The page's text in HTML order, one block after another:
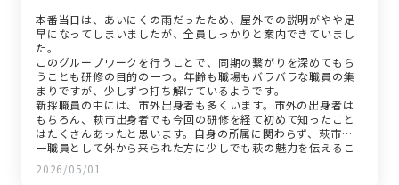
本番当日は、あいにくの雨だったため、屋外での説明がやや足
早になってしまいましたが、全員しっかりと案内できていまし
た。
このグループワークを行うことで、同期の繋がりを深めてもら
うことも研修の目的の一つ。年齢も職場もバラバラな職員の集
まりですが、少しずつ打ち解けているようです。
新採職員の中には、市外出身者も多くいます。市外の出身者は
もちろん、萩市出身者でも今回の研修を経て初めて知ったこと
はたくさんあったと思います。自身の所属に関わらず、萩市の
一職員として外から来られた方に少しでも萩の魅力を伝えるこ
とができる、そういう職員になってもらいたいと願っていま
す。
2026/05/01